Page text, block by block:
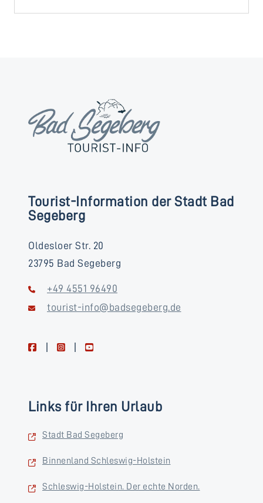
Tourist-Information der Stadt Bad
Segeberg
Oldesloer Str. 20
23795 Bad Segeberg
+49 4551 96490
tourist-info@badsegeberg.de
facebookinstagramyoutube
Links für Ihren Urlaub
Stadt Bad Segeberg
Binnenland Schleswig-Holstein
Schleswig-Holstein. Der echte Norden.